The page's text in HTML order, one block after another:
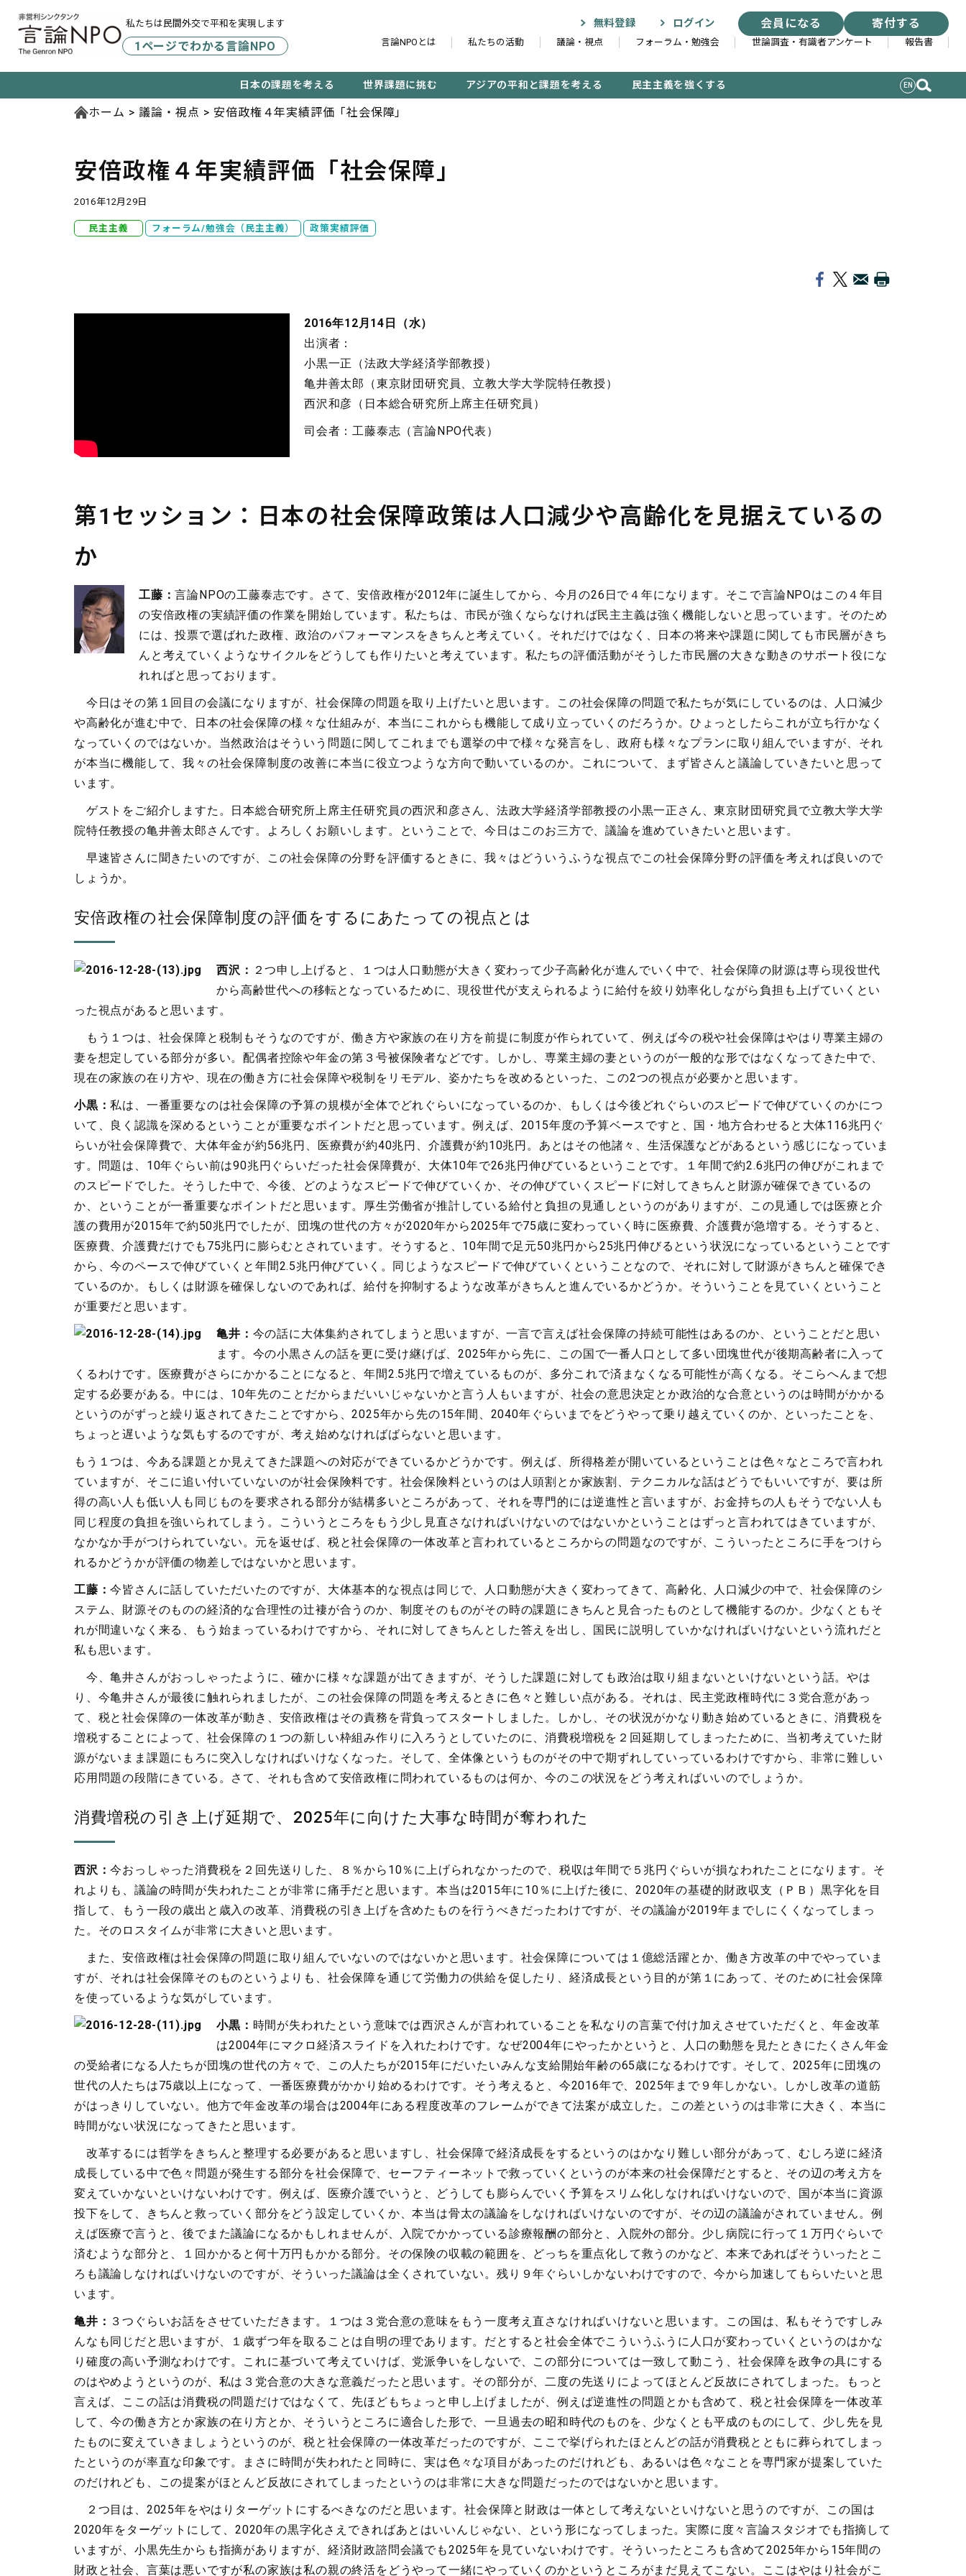
私たちは民間外交で平和を実現します
1ページでわかる言論NPO
無料登録 ログイン 会員になる 寄付する
言論NPOとは 私たちの活動 議論・視点 フォーラム・勉強会 世論調査・有識者アンケート 報告書
日本の課題を考える 世界課題に挑む アジアの平和と課題を考える 民主主義を強くする EN
記事検索する
ホーム 議論・視点 安倍政権４年実績評価「社会保障」
安倍政権４年実績評価「社会保障」
2016年12月29日
民主主義 フォーラム/勉強会（民主主義） 政策実績評価
2016年12月14日（水）
出演者：
小黒一正（法政大学経済学部教授）
亀井善太郎（東京財団研究員、立教大学大学院特任教授）
西沢和彦（日本総合研究所上席主任研究員）
司会者：工藤泰志（言論NPO代表）
第1セッション：日本の社会保障政策は人口減少や高齢化を見据えているの
か
工藤：言論NPOの工藤泰志です。さて、安倍政権が2012年に誕生してから、今月の26日で４年になります。そこで言論NPOはこの４年目
の安倍政権の実績評価の作業を開始しています。私たちは、市民が強くならなければ民主主義は強く機能しないと思っています。そのため
には、投票で選ばれた政権、政治のパフォーマンスをきちんと考えていく。それだけではなく、日本の将来や課題に関しても市民層がきち
んと考えていくようなサイクルをどうしても作りたいと考えています。私たちの評価活動がそうした市民層の大きな動きのサポート役にな
れればと思っております。
今日はその第１回目の会議になりますが、社会保障の問題を取り上げたいと思います。この社会保障の問題で私たちが気にしているのは、人口減少
や高齢化が進む中で、日本の社会保障の様々な仕組みが、本当にこれからも機能して成り立っていくのだろうか。ひょっとしたらこれが立ち行かなく
なっていくのではないか。当然政治はそういう問題に関してこれまでも選挙の中で様々な発言をし、政府も様々なプランに取り組んでいますが、それ
が本当に機能して、我々の社会保障制度の改善に本当に役立つような方向で動いているのか。これについて、まず皆さんと議論していきたいと思って
います。
ゲストをご紹介しますた。日本総合研究所上席主任研究員の西沢和彦さん、法政大学経済学部教授の小黒一正さん、東京財団研究員で立教大学大学
院特任教授の亀井善太郎さんです。よろしくお願いします。ということで、今日はこのお三方で、議論を進めていきたいと思います。
早速皆さんに聞きたいのですが、この社会保障の分野を評価するときに、我々はどういうふうな視点でこの社会保障分野の評価を考えれば良いので
しょうか。
安倍政権の社会保障制度の評価をするにあたっての視点とは
西沢： ２つ申し上げると、１つは人口動態が大きく変わって少子高齢化が進んでいく中で、社会保障の財源は専ら現役世代
から高齢世代への移転となっているために、現役世代が支えられるように給付を絞り効率化しながら負担も上げていくとい
った視点があると思います。
もう１つは、社会保障と税制もそうなのですが、働き方や家族の在り方を前提に制度が作られていて、例えば今の税や社会保障はやはり専業主婦の
妻を想定している部分が多い。配偶者控除や年金の第３号被保険者などです。しかし、専業主婦の妻というのが一般的な形ではなくなってきた中で、
現在の家族の在り方や、現在の働き方に社会保障や税制をリモデル、姿かたちを改めるといった、この2つの視点が必要かと思います。
小黒：私は、一番重要なのは社会保障の予算の規模が全体でどれぐらいになっているのか、もしくは今後どれぐらいのスピードで伸びていくのかにつ
いて、良く認識を深めるということが重要なポイントだと思っています。例えば、2015年度の予算ベースですと、国・地方合わせると大体116兆円ぐ
らいが社会保障費で、大体年金が約56兆円、医療費が約40兆円、介護費が約10兆円。あとはその他諸々、生活保護などがあるという感じになっていま
す。問題は、10年ぐらい前は90兆円ぐらいだった社会保障費が、大体10年で26兆円伸びているということです。１年間で約2.6兆円の伸びがこれまで
のスピードでした。そうした中で、今後、どのようなスピードで伸びていくか、その伸びていくスピードに対してきちんと財源が確保できているの
か、ということが一番重要なポイントだと思います。厚生労働省が推計している給付と負担の見通しというのがありますが、この見通しでは医療と介
護の費用が2015年で約50兆円でしたが、団塊の世代の方々が2020年から2025年で75歳に変わっていく時に医療費、介護費が急増する。そうすると、
医療費、介護費だけでも75兆円に膨らむとされています。そうすると、10年間で足元50兆円から25兆円伸びるという状況になっているということです
から、今のペースで伸びていくと年間2.5兆円伸びていく。同じようなスピードで伸びていくということなので、それに対して財源がきちんと確保でき
ているのか。もしくは財源を確保しないのであれば、給付を抑制するような改革がきちんと進んでいるかどうか。そういうことを見ていくということ
が重要だと思います。
亀井： 今の話に大体集約されてしまうと思いますが、一言で言えば社会保障の持続可能性はあるのか、ということだと思い
ます。今の小黒さんの話を更に受け継げば、2025年から先に、この国で一番人口として多い団塊世代が後期高齢者に入って
くるわけです。医療費がさらにかかることになると、年間2.5兆円で増えているものが、多分これで済まなくなる可能性が高くなる。そこらへんまで想
定する必要がある。中には、10年先のことだからまだいいじゃないかと言う人もいますが、社会の意思決定とか政治的な合意というのは時間がかかる
というのがずっと繰り返されてきたことですから、2025年から先の15年間、2040年ぐらいまでをどうやって乗り越えていくのか、といったことを、
ちょっと遅いような気もするのですが、考え始めなければばらないと思います。
もう１つは、今ある課題とか見えてきた課題への対応ができているかどうかです。例えば、所得格差が開いているということは色々なところで言われ
ていますが、そこに追い付いていないのが社会保険料です。社会保険料というのは人頭割とか家族割、テクニカルな話はどうでもいいですが、要は所
得の高い人も低い人も同じものを要求される部分が結構多いところがあって、それを専門的には逆進性と言いますが、お金持ちの人もそうでない人も
同じ程度の負担を強いられてしまう。こういうところをもう少し見直さなければいけないのではないかということはずっと言われてはきていますが、
なかなか手がつけられていない。元を返せば、税と社会保障の一体改革と言われているところからの問題なのですが、こういったところに手をつけら
れるかどうかが評価の物差しではないかと思います。
工藤：今皆さんに話していただいたのですが、大体基本的な視点は同じで、人口動態が大きく変わってきて、高齢化、人口減少の中で、社会保障のシ
ステム、財源そのものの経済的な合理性の辻褄が合うのか、制度そのものがその時の課題にきちんと見合ったものとして機能するのか。少なくともそ
れが間違いなく来る、もう始まっているわけですから、それに対してきちんとした答えを出し、国民に説明していかなければいけないという流れだと
私も思います。
今、亀井さんがおっしゃったように、確かに様々な課題が出てきますが、そうした課題に対しても政治は取り組まないといけないという話。やは
り、今亀井さんが最後に触れられましたが、この社会保障の問題を考えるときに色々と難しい点がある。それは、民主党政権時代に３党合意があっ
て、税と社会保障の一体改革が動き、安倍政権はその責務を背負ってスタートしました。しかし、その状況がかなり動き始めているときに、消費税を
増税することによって、社会保障の１つの新しい枠組み作りに入ろうとしていたのに、消費税増税を２回延期してしまったために、当初考えていた財
源がないまま課題にもろに突入しなければいけなくなった。そして、全体像というものがその中で期ずれしていっているわけですから、非常に難しい
応用問題の段階にきている。さて、それも含めて安倍政権に問われているものは何か、今のこの状況をどう考えればいいのでしょうか。
消費増税の引き上げ延期で、2025年に向けた大事な時間が奪われた
西沢：今おっしゃった消費税を２回先送りした、８％から10％に上げられなかったので、税収は年間で５兆円ぐらいが損なわれたことになります。そ
れよりも、議論の時間が失われたことが非常に痛手だと思います。本当は2015年に10％に上げた後に、2020年の基礎的財政収支（ＰＢ）黒字化を目
指して、もう一段の歳出と歳入の改革、消費税の引き上げを含めたものを行うべきだったわけですが、その議論が2019年までしにくくなってしまっ
た。そのロスタイムが非常に大きいと思います。
また、安倍政権は社会保障の問題に取り組んでいないのではないかと思います。社会保障については１億総活躍とか、働き方改革の中でやっていま
すが、それは社会保障そのものというよりも、社会保障を通じて労働力の供給を促したり、経済成長という目的が第１にあって、そのために社会保障
を使っているような気がしています。
小黒： 時間が失われたという意味では西沢さんが言われていることを私なりの言葉で付け加えさせていただくと、年金改革
は2004年にマクロ経済スライドを入れたわけです。なぜ2004年にやったかというと、人口の動態を見たときにたくさん年金
の受給者になる人たちが団塊の世代の方々で、この人たちが2015年にだいたいみんな支給開始年齢の65歳になるわけです。そして、2025年に団塊の
世代の人たちは75歳以上になって、一番医療費がかかり始めるわけです。そう考えると、今2016年で、2025年まで９年しかない。しかし改革の道筋
がはっきりしていない。他方で年金改革の場合は2004年にある程度改革のフレームができて法案が成立した。この差というのは非常に大きく、本当に
時間がない状況になってきたと思います。
改革するには哲学をきちんと整理する必要があると思いますし、社会保障で経済成長をするというのはかなり難しい部分があって、むしろ逆に経済
成長している中で色々問題が発生する部分を社会保障で、セーフティーネットで救っていくというのが本来の社会保障だとすると、その辺の考え方を
変えていかないといけないわけです。例えば、医療介護でいうと、どうしても膨らんでいく予算をスリム化しなければいけないので、国が本当に資源
投下をして、きちんと救っていく部分をどう設定していくか、本当は骨太の議論をしなければいけないのですが、その辺の議論がされていません。例
えば医療で言うと、後でまた議論になるかもしれませんが、入院でかかっている診療報酬の部分と、入院外の部分。少し病院に行って１万円ぐらいで
済むような部分と、１回かかると何十万円もかかる部分。その保険の収載の範囲を、どっちを重点化して救うのかなど、本来であればそういったとこ
ろも議論しなければいけないのですが、そういった議論は全くされていない。残り９年ぐらいしかないわけですので、今から加速してもらいたいと思
います。
亀井： ３つぐらいお話をさせていただきます。１つは３党合意の意味をもう一度考え直さなければいけないと思います。この国は、私もそうですしみ
んなも同じだと思いますが、１歳ずつ年を取ることは自明の理であります。だとすると社会全体でこういうふうに人口が変わっていくというのはかな
り確度の高い予測なわけです。これに基づいて考えていけば、党派争いをしないで、この部分については一致して動こう、社会保障を政争の具にする
のはやめようというのが、私は３党合意の大きな意義だったと思います。その部分が、二度の先送りによってほとんど反故にされてしまった。もっと
言えば、ここの話は消費税の問題だけではなくて、先ほどもちょっと申し上げましたが、例えば逆進性の問題とかも含めて、税と社会保障を一体改革
して、今の働き方とか家族の在り方とか、そういうところに適合した形で、一旦過去の昭和時代のものを、少なくとも平成のものにして、少し先を見
たものに変えていきましょうというのが、税と社会保障の一体改革だったのですが、ここで挙げられたほとんどの話が消費税とともに葬られてしまっ
たというのが率直な印象です。まさに時間が失われたと同時に、実は色々な項目があったのだけれども、あるいは色々なことを専門家が提案していた
のだけれども、この提案がほとんど反故にされてしまったというのは非常に大きな問題だったのではないかと思います。
２つ目は、2025年をやはりターゲットにするべきなのだと思います。社会保障と財政は一体として考えないといけないと思うのですが、この国は
2020年をターゲットにして、2020年の黒字化さえできればあとはいいんじゃない、という形になってしまった。実際に度々言論スタジオでも指摘して
いますが、小黒先生からも指摘がありますが、経済財政諮問会議でも2025年を見ていないわけです。そういったところも含めて2025年から15年間の
財政と社会、言葉は悪いですが私の家族は私の親の終活をどうやって一緒にやっていくのかというところがまだ見えてこない。ここはやはり社会がこ